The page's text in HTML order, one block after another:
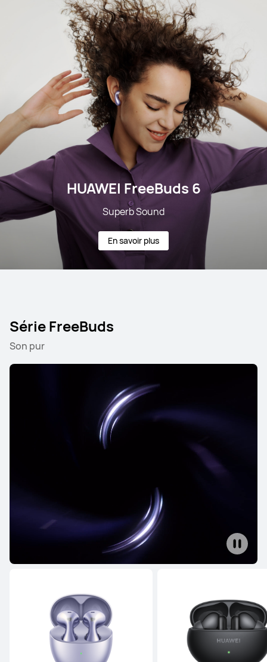
HUAWEI FreeBuds 6
Superb Sound
En savoir plus
Série FreeBuds
Son pur